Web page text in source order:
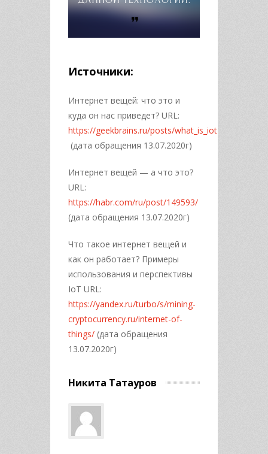
Источники:
Интернет вещей: что это и
куда он нас приведет? URL:
https://geekbrains.ru/posts/what_is_iot
(дата обращения 13.07.2020г)
Интернет вещей — а что это?
URL:
https://habr.com/ru/post/149593/
(дата обращения 13.07.2020г)
Что такое интернет вещей и
как он работает? Примеры
использования и перспективы
IoT URL:
https://yandex.ru/turbo/s/mining-
cryptocurrency.ru/internet-of-
things/ (дата обращения
13.07.2020г)
Никита Татауров